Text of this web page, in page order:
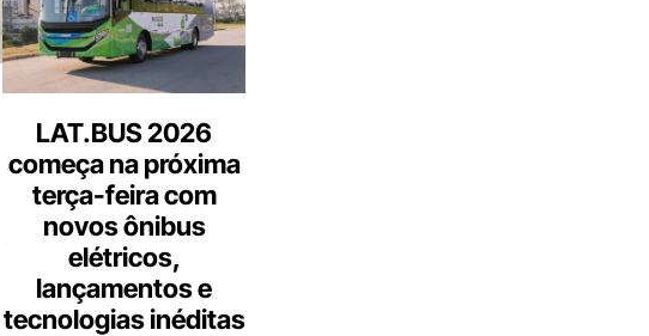
LAT.BUS 2026
começa na próxima
terça-feira com
novos ônibus
elétricos,
lançamentos e
tecnologias inéditas